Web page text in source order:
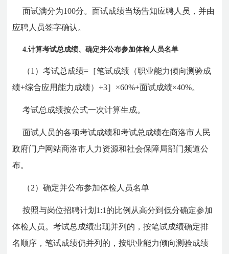
面试满分为100分。面试成绩当场告知应聘人员，并由
应聘人员签字确认。
4.计算考试总成绩、确定并公布参加体检人员名单
（1）考试总成绩=［笔试成绩（职业能力倾向测验成
绩+综合应用能力成绩）÷3］×60%+面试成绩×40%。
考试总成绩按公式一次计算生成。
面试人员的各项考试成绩和考试总成绩在商洛市人民
政府门户网站商洛市人力资源和社会保障局部门频道公
布。
（2）确定并公布参加体检人员名单
按照与岗位招聘计划1:1的比例从高分到低分确定参加
体检人员。考试总成绩出现并列的，按笔试成绩确定排
名顺序，笔试成绩仍并列的，按职业能力倾向测验成绩